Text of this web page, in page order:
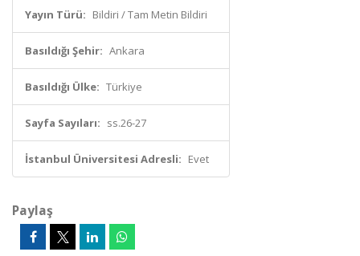
Yayın Türü: Bildiri / Tam Metin Bildiri
Basıldığı Şehir: Ankara
Basıldığı Ülke: Türkiye
Sayfa Sayıları: ss.26-27
İstanbul Üniversitesi Adresli: Evet
Paylaş